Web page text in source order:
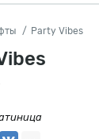
Party Vibes